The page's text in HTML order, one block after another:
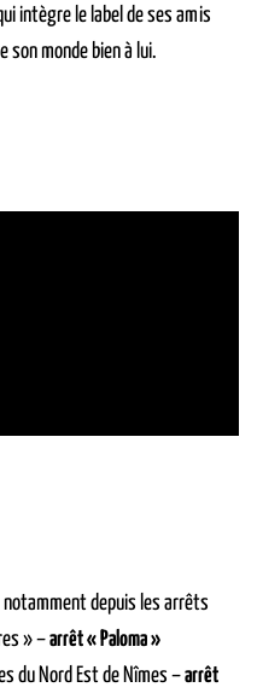
intègre le label de ses amis
son monde bien à lui.
notamment depuis les arrêts
» –arrêt « Paloma »
du Nord Est de Nîmes –arrêt